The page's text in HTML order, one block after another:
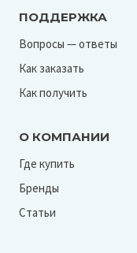
ПОДДЕРЖКА
Вопросы — ответы
Как заказать
Как получить
О КОМПАНИИ
Где купить
Бренды
Статьи